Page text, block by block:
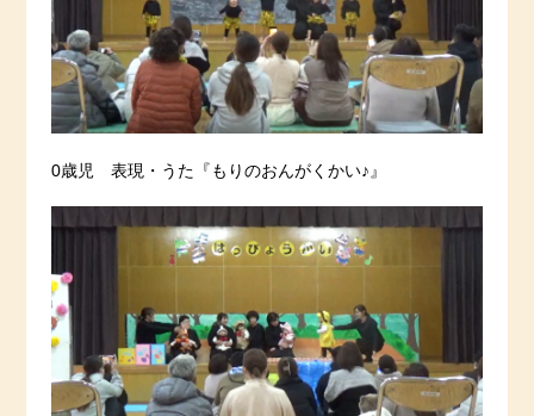
0歳児 表現・うた『もりのおんがくかい♪』